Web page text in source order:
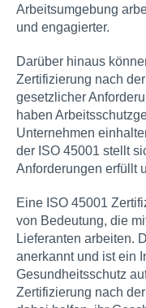
Arbeitsumgebung
und engagierter.
Darüber hinaus
Zertifizierung nach
gesetzlicher
haben
Unternehmen
der ISO 45001 stellt
Anforderungen erfüllt
Eine ISO 45001
von Bedeutung, die
Lieferanten arbeiten.
anerkannt und ist ein
Gesundheitsschutz
Zertifizierung nach